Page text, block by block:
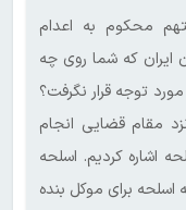
محکوم به اعدام
ایران که شما روی چه
توجه قرار نگرفت؟
مقام قضایی انجام
اشاره کردیم. اسلحه
برای موکل بنده